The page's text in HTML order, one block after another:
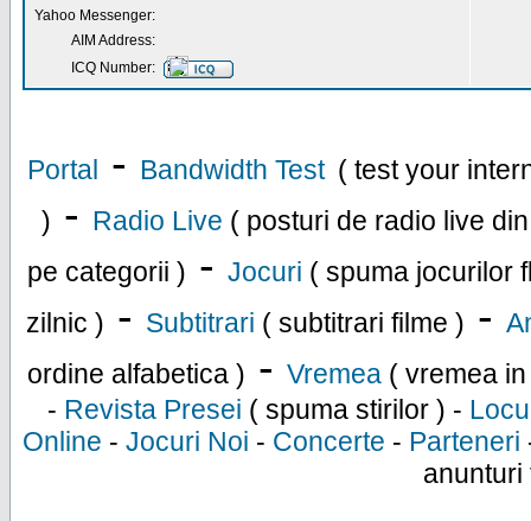
Yahoo Messenger:
AIM Address:
ICQ Number:
Portal - Bandwidth Test ( test your
) - Radio Live ( posturi de radio live
pe categorii ) - Jocuri ( spuma jocurilor
zilnic ) - Subtitrari ( subtitrari filme ) -
ordine alfabetica ) - Vremea ( vremea
- Revista Presei ( spuma stirilor ) -
Online - Jocuri Noi - Concerte - Parteneri
anunturi